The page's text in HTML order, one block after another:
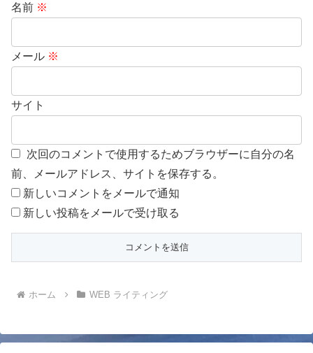
名前 ※
メール ※
サイト
次回のコメントで使用するためブラウザーに自分の名
前、メールアドレス、サイトを保存する。
新しいコメントをメールで通知
新しい投稿をメールで受け取る
ホーム WEB ライティング